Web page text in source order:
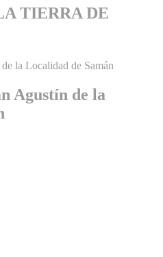
TIERRA DE
Agustín de la